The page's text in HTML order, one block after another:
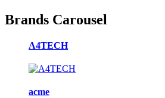
Brands Carousel
A4TECH
acme